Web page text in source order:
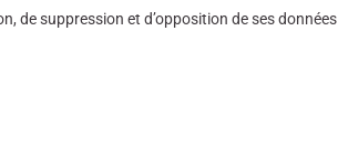
de suppression et d’opposition de ses données